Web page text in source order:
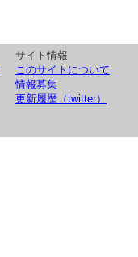
サイト情報
このサイトについて
情報募集
更新履歴（twitter）